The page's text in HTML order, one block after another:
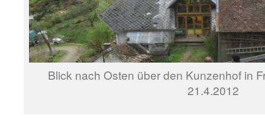
Blick nach Osten über den Kunzenhof in
21.4.2012